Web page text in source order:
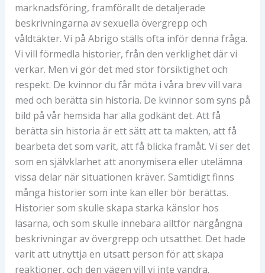
marknadsföring, framförallt de detaljerade
beskrivningarna av sexuella övergrepp och
våldtäkter. Vi på Abrigo ställs ofta inför denna fråga.
Vi vill förmedla historier, från den verklighet där vi
verkar. Men vi gör det med stor försiktighet och
respekt. De kvinnor du får möta i våra brev vill vara
med och berätta sin historia. De kvinnor som syns på
bild på vår hemsida har alla godkänt det. Att få
berätta sin historia är ett sätt att ta makten, att få
bearbeta det som varit, att få blicka framåt. Vi ser det
som en självklarhet att anonymisera eller utelämna
vissa delar när situationen kräver. Samtidigt finns
många historier som inte kan eller bör berättas.
Historier som skulle skapa starka känslor hos
läsarna, och som skulle innebära alltför närgångna
beskrivningar av övergrepp och utsatthet. Det hade
varit att utnyttja en utsatt person för att skapa
reaktioner, och den vägen vill vi inte vandra.